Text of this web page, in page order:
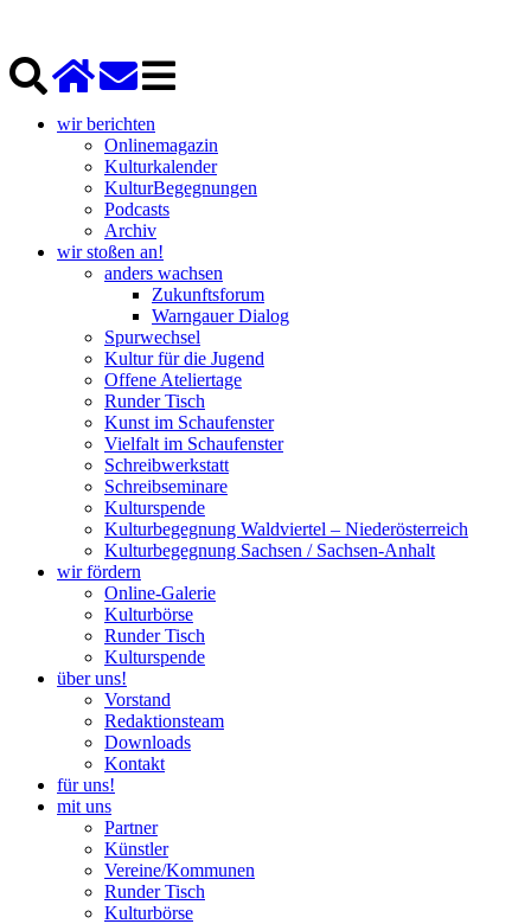
wir berichten
Onlinemagazin
Kulturkalender
KulturBegegnungen
Podcasts
Archiv
wir stoßen an!
anders wachsen
Zukunftsforum
Warngauer Dialog
Spurwechsel
Kultur für die Jugend
Offene Ateliertage
Runder Tisch
Kunst im Schaufenster
Vielfalt im Schaufenster
Schreibwerkstatt
Schreibseminare
Kulturspende
Kulturbegegnung Waldviertel – Niederösterreich
Kulturbegegnung Sachsen / Sachsen-Anhalt
wir fördern
Online-Galerie
Kulturbörse
Runder Tisch
Kulturspende
über uns!
Vorstand
Redaktionsteam
Downloads
Kontakt
für uns!
mit uns
Partner
Künstler
Vereine/Kommunen
Runder Tisch
Kulturbörse